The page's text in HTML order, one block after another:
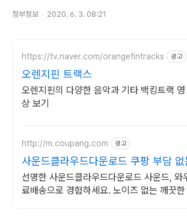
정부정보 2020. 6. 3. 08:21
https://tv.naver.com/orangefintracks 광고
오렌지핀 트랙스
오렌지핀의 다양한 음악과 기타 백킹트랙 영
상 보기
http://m.coupang.com 광고
사운드클라우드다운로드 쿠팡 부담 없
가격
선명한 사운드클라우드다운로드 사운드, 와
료배송으로 경험하세요. 노이즈 없는 깨끗한